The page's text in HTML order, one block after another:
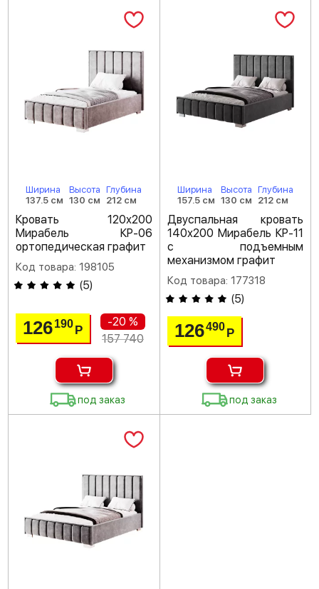
Ширина
137.5 см
Высота
130 см
Глубина
212 см
Кровать 120х200
Мирабель КР-06
ортопедическая графит
Код товара: 198105
(5)
126190Р
-20 %
157 740
под заказ
Ширина
157.5 см
Высота
130 см
Глубина
212 см
Двуспальная кровать
140х200 Мирабель КР-11
с подъемным
механизмом графит
Код товара: 177318
(5)
126490 Р
под заказ